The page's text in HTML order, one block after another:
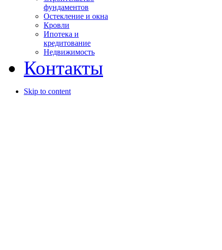
фундаментов
Остекление и окна
Кровли
Ипотека и
кредитование
Недвижимость
Контакты
Skip to content